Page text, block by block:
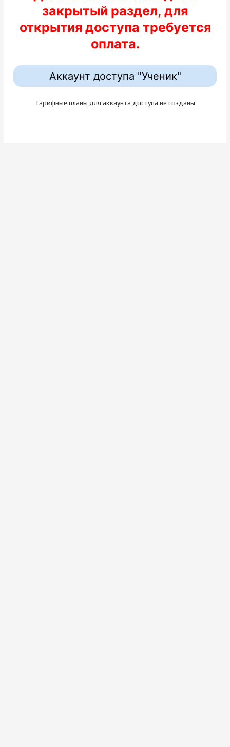
закрытый раздел, для
открытия доступа требуется
оплата.
Аккаунт доступа "Ученик"
Тарифные планы для аккаунта доступа не созданы